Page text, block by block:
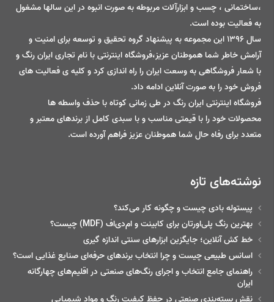
،ساختمانی ، چسب و ابزارآلات مربوطه به صورت انبوه در این سالها مشغول
به فعالیت بوده است.
سال 1396 این مجموعه به پیشنهاد گروه تحقیق و توسعه برای امنیت و
آرامش خاطر شما هموطنان عزیز،فروشگاه اینترنتی با نام تجاری ایران رنگ و
با شعار فروشگاهی به وسعت ایران را راه اندازی کرد و کلیه ی فعالیت های
فروش خود را به صورت آنلاین ادامه داد.
فروشگاه اینترنتی ایران رنگ در طی زمانی کوتاه با حذف واسطه ها
محصولات خود را با قیمتی مناسب و با سبدی کامل از برندهای معتبر و
متعدد برای رفاه حال شما هموطنان عزیز فراهم آورده است.
نوشته‌های تازه
پیستوله بادی چیست و چگونه کار می‌کند؟
بهترین رنگ پلی‌اورتان برای کابینت و ام‌دی‌اف (MDF) چیست؟
خط‌ کش آنلاین؛ جایگزین ابزارهای سنتی اندازه گیری
اسانس طبیعی چیست و چرا انتخاب برندهای حرفه‌ای صنایع غذایی است؟
راهنمای جامع انتخاب و اجرای رنگ‌های صنعتی در اقلیم‌های چهارگانه
ایران